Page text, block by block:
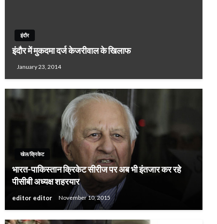
इंदौर
इंदौर में मुकदमा दर्ज केजरीवाल के खिलाफ
January 23, 2014
खेल/क्रिकेट
भारत-पाकिस्तान क्रिकेट सीरीज पर अब भी इंतजार कर रहे
पीसीबी अध्यक्ष शहरयार
editor editor November 10, 2015